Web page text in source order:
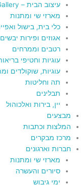
עיצוב הבית – The Gallery
מארזי שי ומתנות
כלי בית, בישול
אגוזים ופירות יבשים
רטבים וממרחים
עוגיות וחטיפי
עוגיות, שוקולדים
תה וחליטות
תבלינים
יין, בירות ואלכוהול
מבצעים
המלצות וכתבות
מרכז מבקרים
חברות וארגונים
מארזי שי ומתנות
סיורים והעשרה
ימי גיבוש